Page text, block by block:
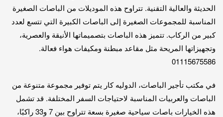
الحديثة والعالية التقنية. تتراوح هذه الموديلات من الباصات الصغيرة
المناسبة للمجموعات الصغيرة إلى الباصات الكبيرة التي تتسع لعدد
كبير من الركاب. تتميز هذه الباصات بتصميماتها الأنيقة والعصرية،
وتجهيزاتها المريحة مثل مقاعد مبطنة ومكيفات هواء فعالة.
01115675586
في مكتب تأجير الباصات، الدوليه كار يتم توفير مجموعة متنوعة من
الباصات والعربيات المناسبة لاحتياجات السفر المختلفة. قد تشمل
هذه الخيارات باصات سياحية صغيرة بسعة تتراوح بين 7 و33 راكبًا،